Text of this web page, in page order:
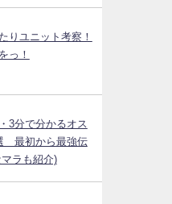
りユニット考察！
っ！
3分で分かるオス
最初から最強伝
ラも紹介)